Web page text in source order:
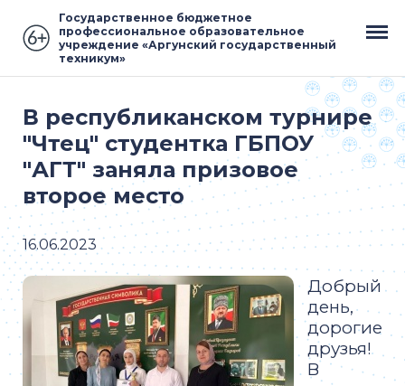
Государственное бюджетное
профессиональное образовательное
учреждение «Аргунский государственный
техникум»
В республиканском турнире
"Чтец" студентка ГБПОУ
"АГТ" заняла призовое
второе место
16.06.2023
Добрый
день,
дорогие
друзья!
В